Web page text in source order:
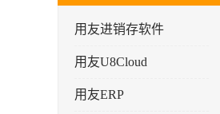
用友进销存软件
用友U8Cloud
用友ERP